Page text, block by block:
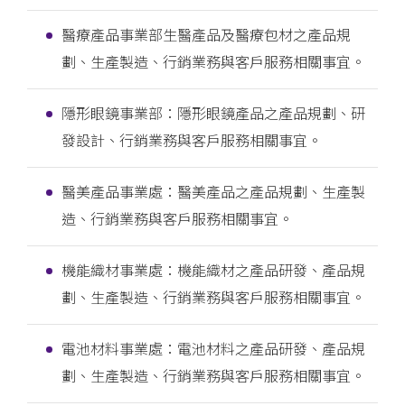
醫療產品事業部生醫產品及醫療包材之產品規
劃、生產製造、行銷業務與客戶服務相關事宜。
隱形眼鏡事業部：隱形眼鏡產品之產品規劃、研
發設計、行銷業務與客戶服務相關事宜。
醫美產品事業處：醫美產品之產品規劃、生產製
造、行銷業務與客戶服務相關事宜。
機能織材事業處：機能織材之產品研發、產品規
劃、生產製造、行銷業務與客戶服務相關事宜。
電池材料事業處：電池材料之產品研發、產品規
劃、生產製造、行銷業務與客戶服務相關事宜。